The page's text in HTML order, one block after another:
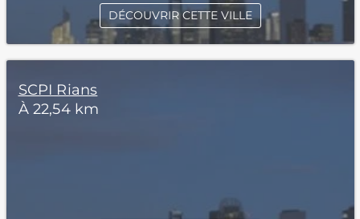
DÉCOUVRIR CETTE VILLE
SCPI Rians
À 22,54 km